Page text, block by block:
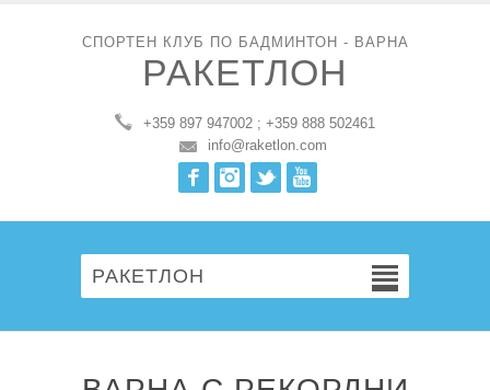
СПОРТЕН КЛУБ ПО БАДМИНТОН - ВАРНА
РАКЕТЛОН
+359 897 947002 ; +359 888 502461
info@raketlon.com
FacebookInstagram
Twitter
РАКЕТЛОН